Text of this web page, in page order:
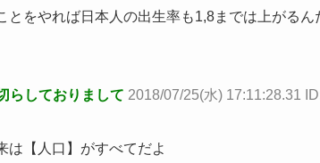
とをやれば日本人の出生率も1,8までは上がるん
らしておりまして 2018/07/25(水) 17:11:28.31
は【人口】がすべてだよ